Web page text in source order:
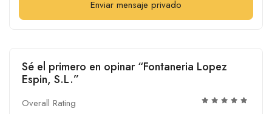
Enviar mensaje privado
Sé el primero en opinar “Fontaneria Lopez
Espin, S.L.”
Overall Rating